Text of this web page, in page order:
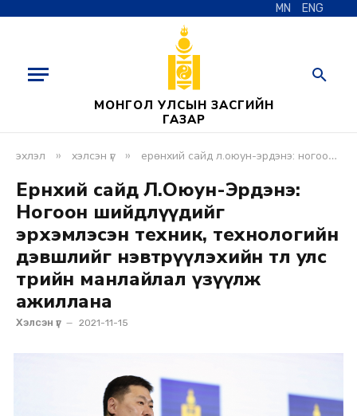
MN ENG
МОНГОЛ УЛСЫН ЗАСГИЙН
ГАЗАР
эхлэл » хэлсэн үг » ерөнхий сайд л.оюун-эрдэнэ: ногоон шийдлүүдийг эрхэмлэсэн техник, технологийн дэвшлийг нэвтрүүлэхийн төлөө улс төрийн манлайлал үзүүлж ажиллана
Ерөнхий сайд Л.Оюун-Эрдэнэ:
Ногоон шийдлүүдийг
эрхэмлэсэн техник, технологийн
дэвшлийг нэвтрүүлэхийн төлөө улс
төрийн манлайлал үзүүлж
ажиллана
Хэлсэн үг 2021-11-15